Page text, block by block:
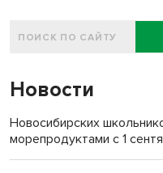
Новости
Новосибирских
морепродуктами с 1